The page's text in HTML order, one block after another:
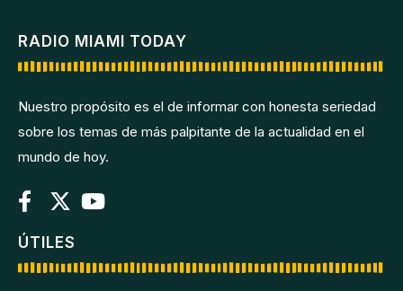
RADIO MIAMI TODAY
Nuestro propósito es el de informar con honesta seriedad
sobre los temas de más palpitante de la actualidad en el
mundo de hoy.
ÚTILES